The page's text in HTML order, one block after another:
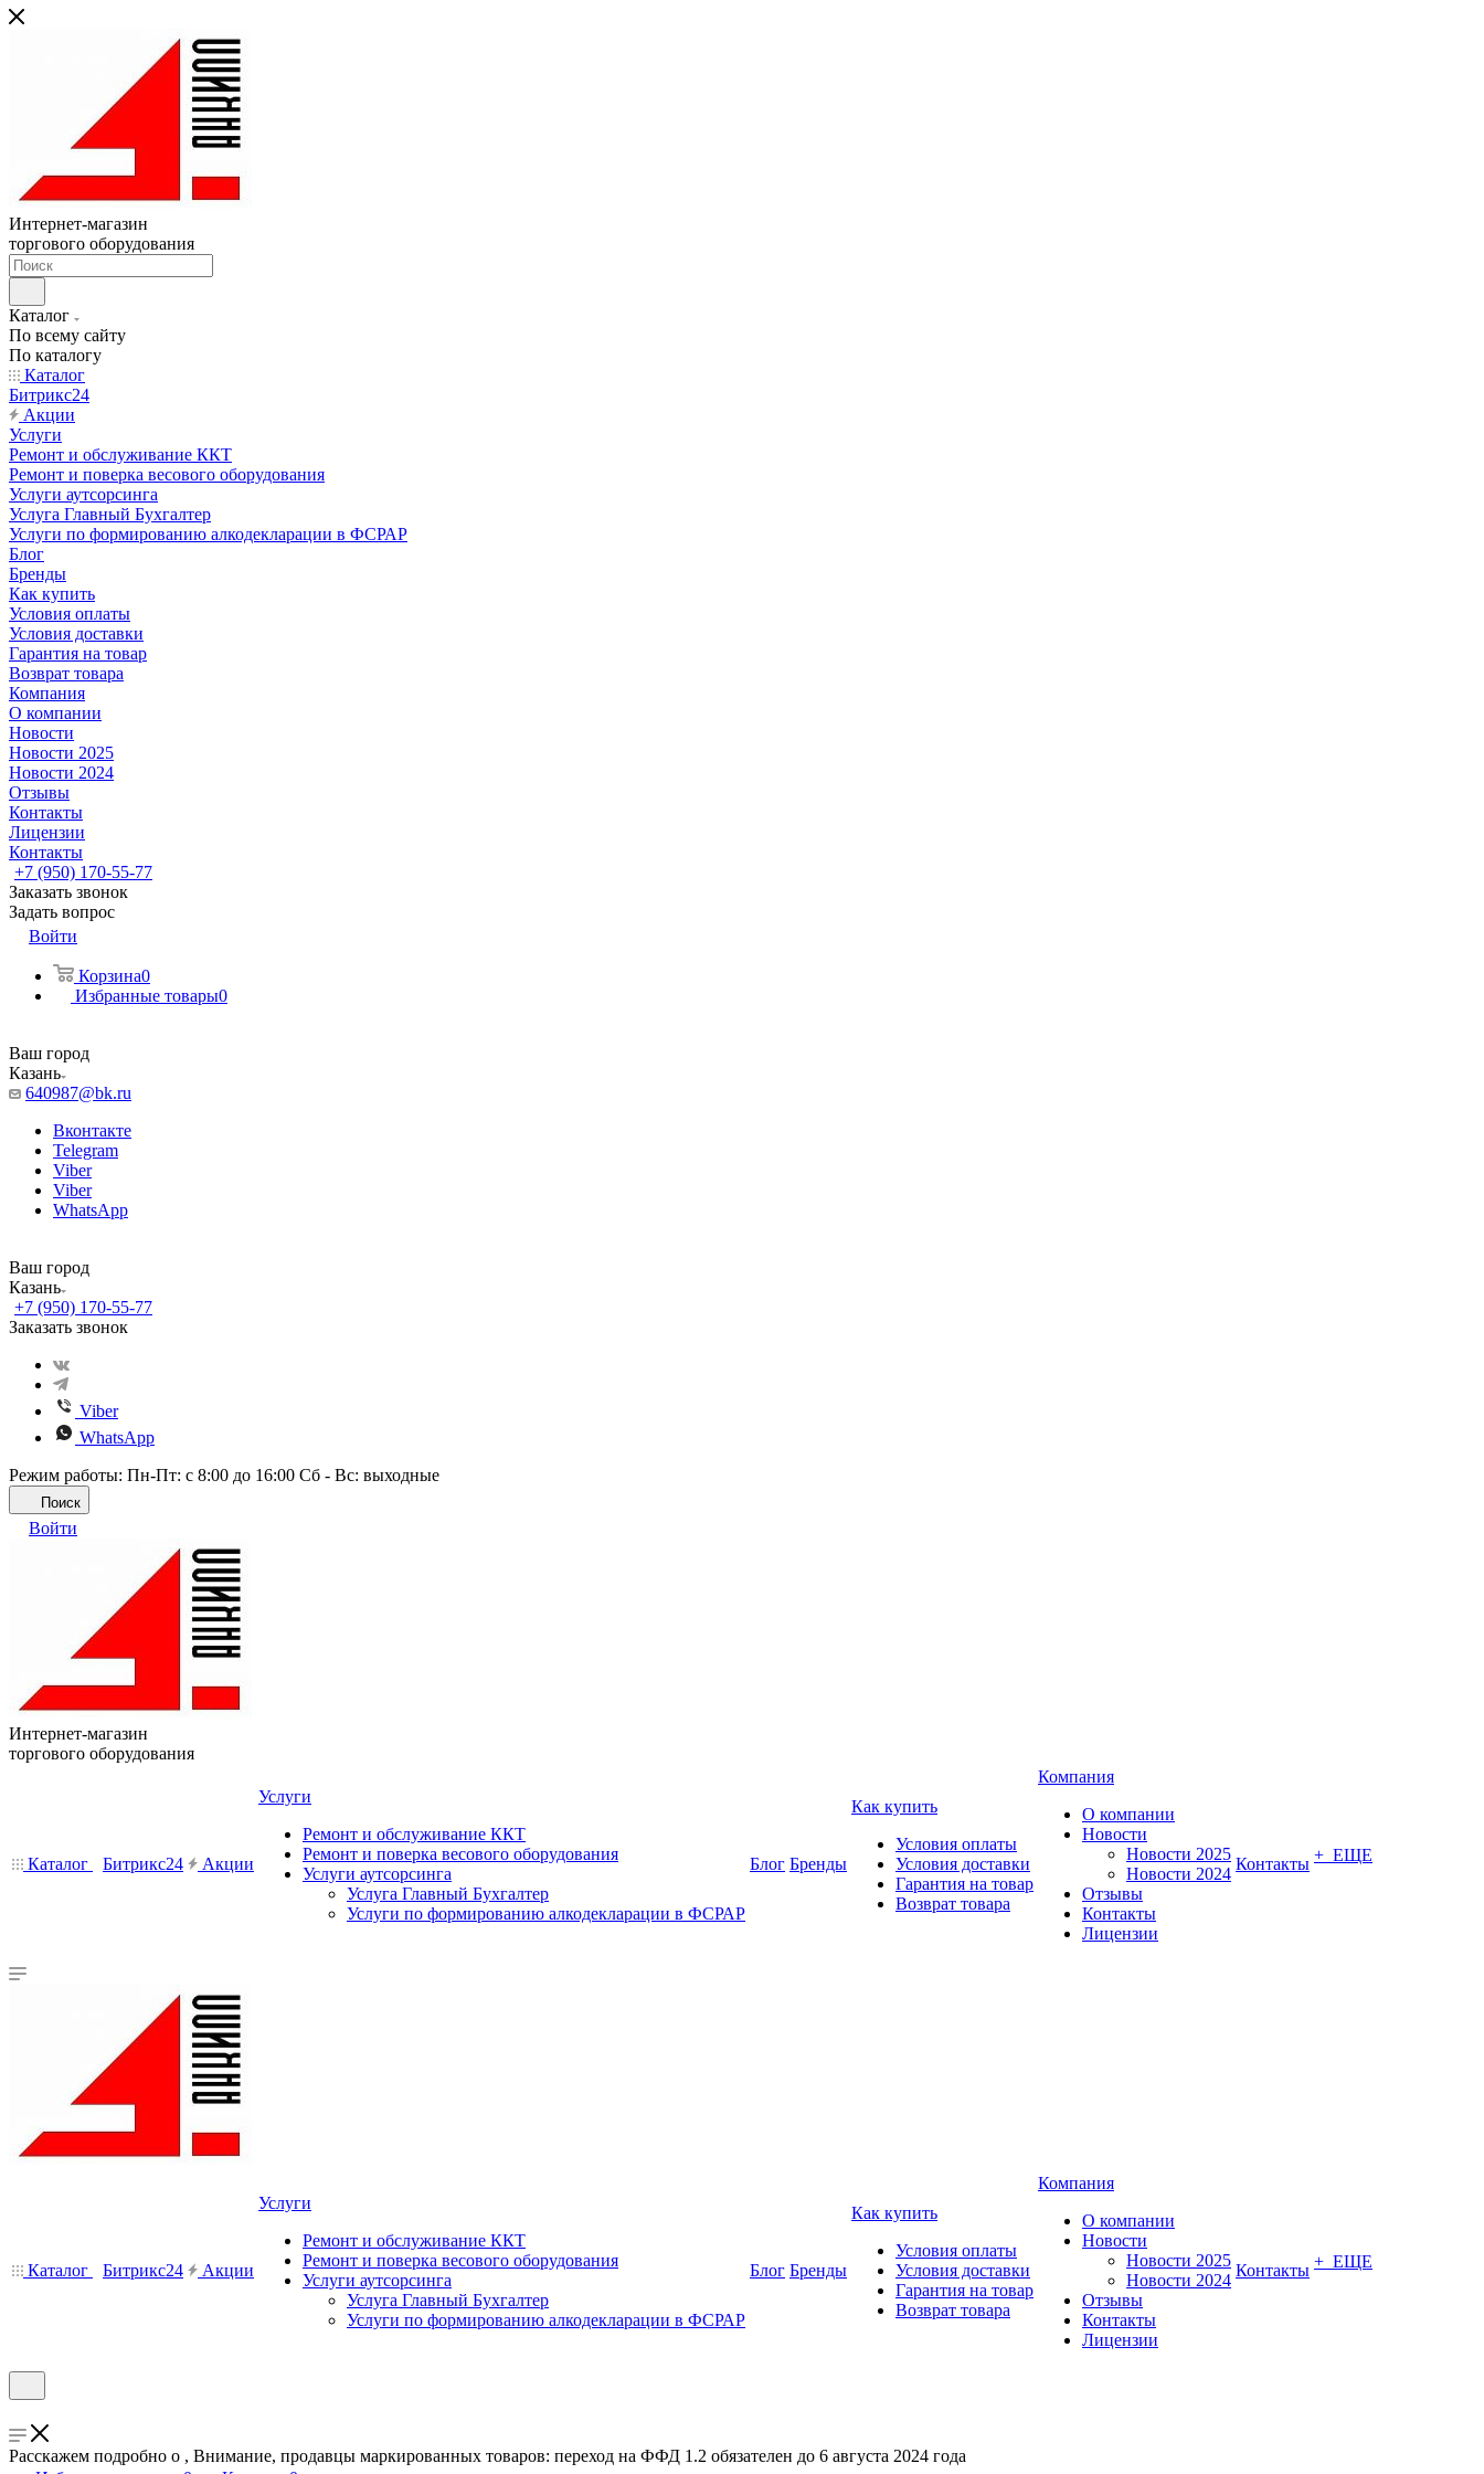
Интернет-магазин
торгового оборудования
Каталог
По всему сайту
По каталогу
Каталог
Битрикс24
Акции
Услуги
Ремонт и обслуживание ККТ
Ремонт и поверка весового оборудования
Услуги аутсорсинга
Услуга Главный Бухгалтер
Услуги по формированию алкодекларации в ФСРАР
Блог
Бренды
Как купить
Условия оплаты
Условия доставки
Гарантия на товар
Возврат товара
Компания
О компании
Новости
Новости 2025
Новости 2024
Отзывы
Контакты
Лицензии
Контакты
+7 (950) 170-55-77
Заказать звонок
Задать вопрос
Войти
Корзина0
Избранные товары0
Ваш город
Казань
640987@bk.ru
Вконтакте
Telegram
Viber
Viber
WhatsApp
Ваш город
Казань
+7 (950) 170-55-77
Заказать звонок
Viber
WhatsApp
Режим работы: Пн-Пт: с 8:00 до 16:00 Сб - Вс: выходные
Поиск
Войти
Интернет-магазин
торгового оборудования
Каталог Битрикс24 Акции
Услуги
Ремонт и обслуживание ККТ
Ремонт и поверка весового оборудования
Услуги аутсорсинга
Услуга Главный Бухгалтер
Услуги по формированию алкодекларации в ФСРАР
Блог Бренды
Как купить
Условия оплаты
Условия доставки
Гарантия на товар
Возврат товара
Компания
О компании
Новости
Новости 2025
Новости 2024
Отзывы
Контакты
Лицензии
Контакты + ЕЩЕ
Каталог Битрикс24 Акции
Услуги
Ремонт и обслуживание ККТ
Ремонт и поверка весового оборудования
Услуги аутсорсинга
Услуга Главный Бухгалтер
Услуги по формированию алкодекларации в ФСРАР
Блог Бренды
Как купить
Условия оплаты
Условия доставки
Гарантия на товар
Возврат товара
Компания
О компании
Новости
Новости 2025
Новости 2024
Отзывы
Контакты
Лицензии
Контакты + ЕЩЕ
Расскажем подробно о , Внимание, продавцы маркированных товаров: переход на ФФД 1.2 обязателен до 6 августа 2024 года